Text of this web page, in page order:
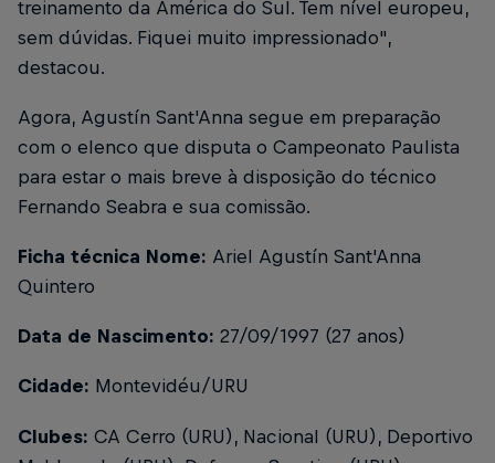
treinamento da América do Sul. Tem nível europeu,
sem dúvidas. Fiquei muito impressionado",
destacou.
Agora, Agustín Sant'Anna segue em preparação
com o elenco que disputa o Campeonato Paulista
para estar o mais breve à disposição do técnico
Fernando Seabra e sua comissão.
Ficha técnica Nome: Ariel Agustín Sant'Anna
Quintero
Data de Nascimento: 27/09/1997 (27 anos)
Cidade: Montevidéu/URU
Clubes: CA Cerro (URU), Nacional (URU), Deportivo